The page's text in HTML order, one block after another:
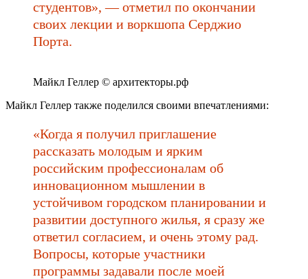
студентов», — отметил по окончании
своих лекции и воркшопа Серджио
Порта.
Майкл Геллер © архитекторы.рф
Майкл Геллер также поделился своими впечатлениями:
«Когда я получил приглашение
рассказать молодым и ярким
российским профессионалам об
инновационном мышлении в
устойчивом городском планировании и
развитии доступного жилья, я сразу же
ответил согласием, и очень этому рад.
Вопросы, которые участники
программы задавали после моей